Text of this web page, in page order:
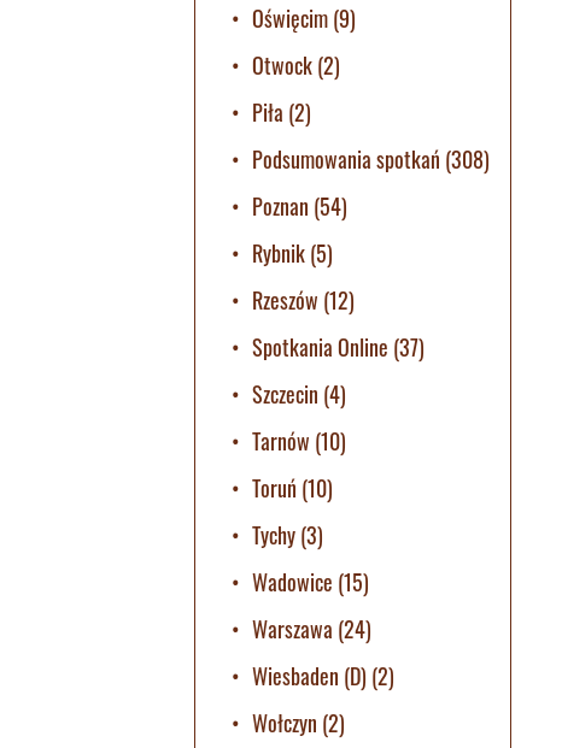
Oświęcim(9)
Otwock(2)
Piła (2)
Podsumowania spotkań (308)
Poznan (54)
Rybnik(5)
Rzeszów (12)
Spotkania Online (37)
Szczecin (4)
Tarnów (10)
Toruń (10)
Tychy(3)
Wadowice (15)
Warszawa (24)
Wiesbaden (D) (2)
Wołczyn (2)